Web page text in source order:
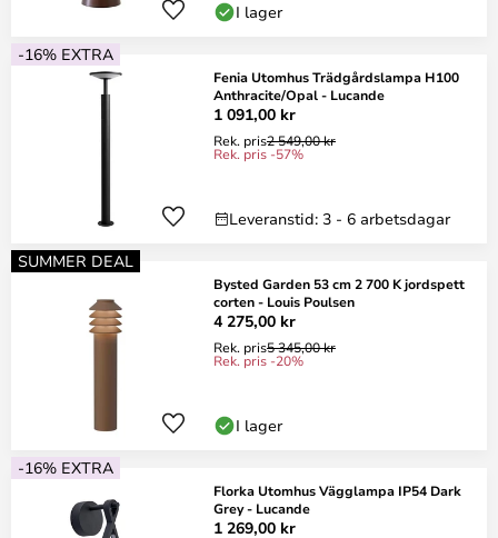
I lager
-16% EXTRA
Fenia Utomhus Trädgårdslampa H100
Anthracite/Opal - Lucande
1 091,00 kr
Rek. pris2 549,00 kr
Rek. pris -57%
Leveranstid: 3 - 6 arbetsdagar
SUMMER DEAL
Bysted Garden 53 cm 2 700 K jordspett
corten - Louis Poulsen
4 275,00 kr
Rek. pris5 345,00 kr
Rek. pris -20%
I lager
-16% EXTRA
Florka Utomhus Vägglampa IP54 Dark
Grey - Lucande
1 269,00 kr